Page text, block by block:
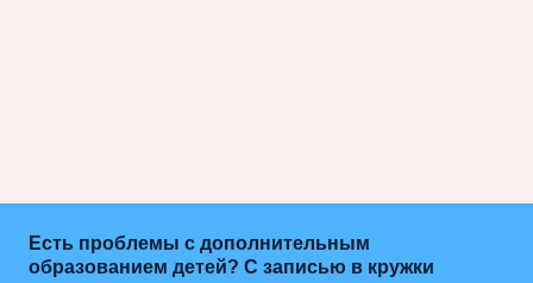
Есть проблемы с дополнительным
образованием детей? С записью в кружки